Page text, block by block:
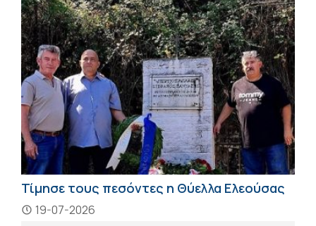
Τίμησε τους πεσόντες η Θύελλα Ελεούσας
19-07-2026